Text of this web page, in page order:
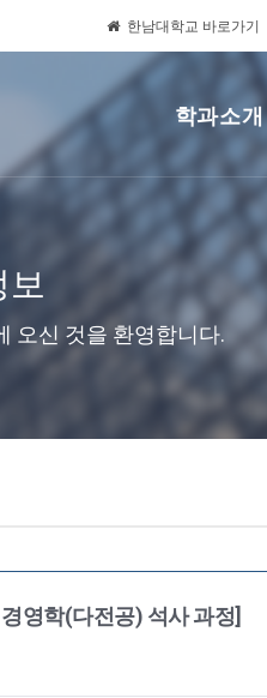
한남대학교 바로가기
학과소개
보
오신 것을 환영합니다.
영학(다전공) 석사 과정]